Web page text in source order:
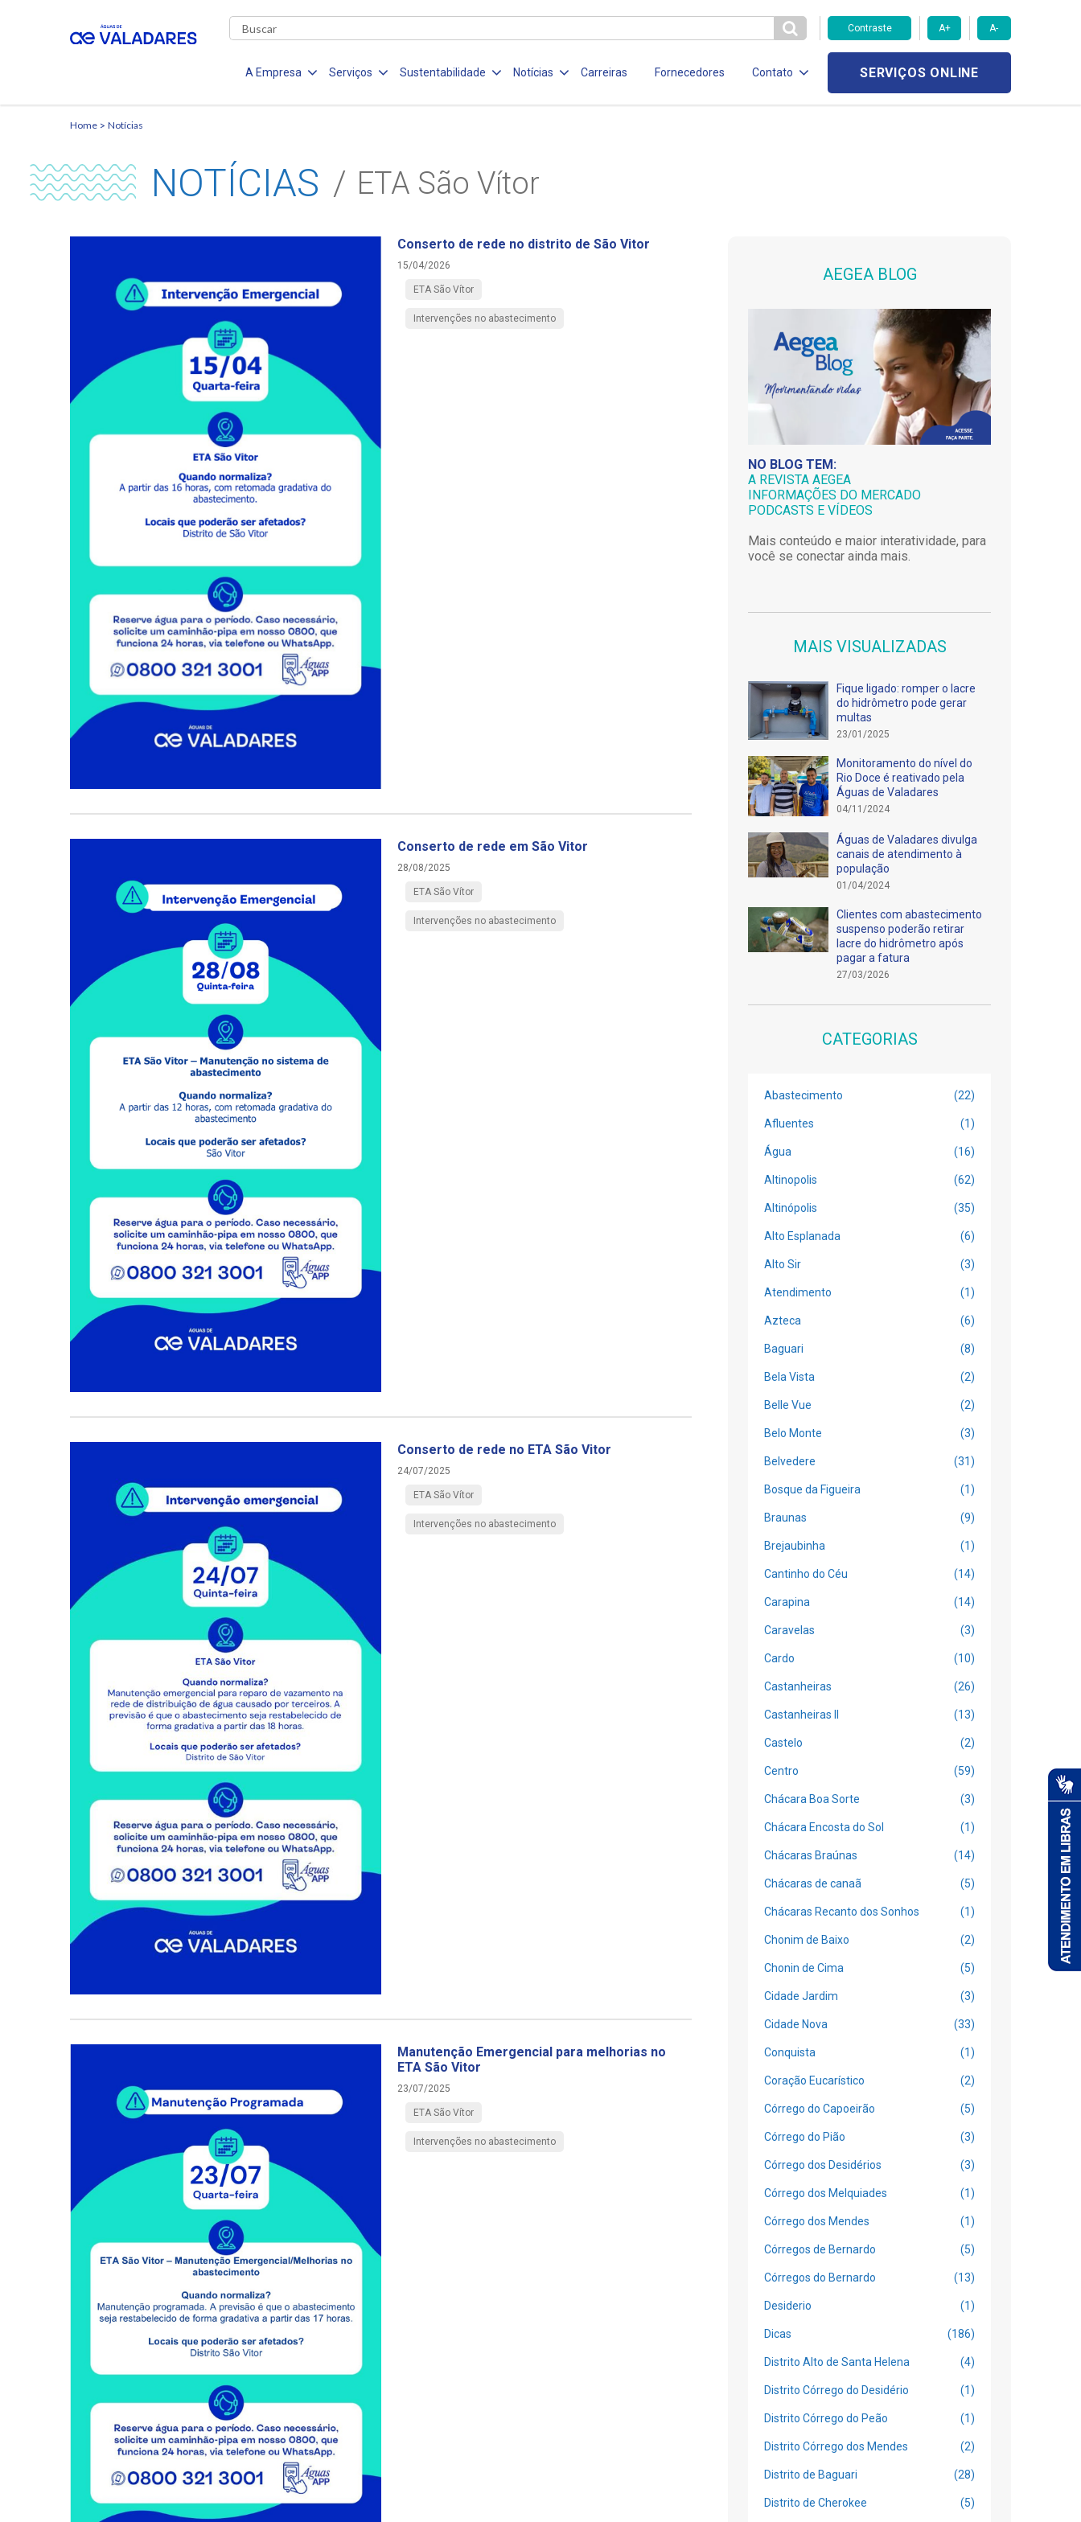
Contraste A+ A-
A Empresa Serviços Sustentabilidade Notícias Carreiras Fornecedores Contato SERVIÇOS ONLINE
Home Notícias
NOTÍCIAS ETA São Vítor
Conserto de rede no distrito de São Vitor
15/04/2026
ETA São Vítor
Intervenções no abastecimento
Conserto de rede em São Vitor
28/08/2025
ETA São Vítor
Intervenções no abastecimento
Conserto de rede no ETA São Vitor
24/07/2025
ETA São Vítor
Intervenções no abastecimento
Manutenção Emergencial para melhorias no
ETA São Vitor
23/07/2025
ETA São Vítor
Intervenções no abastecimento
AEGEA BLOG
NO BLOG TEM:
A REVISTA AEGEA
INFORMAÇÕES DO MERCADO
PODCASTS E VÍDEOS
Mais conteúdo e maior interatividade, para
você se conectar ainda mais.
MAIS VISUALIZADAS
Fique ligado: romper o lacre
do hidrômetro pode gerar
multas
23/01/2025
Monitoramento do nível do
Rio Doce é reativado pela
Águas de Valadares
04/11/2024
Águas de Valadares divulga
canais de atendimento à
população
01/04/2024
Clientes com abastecimento
suspenso poderão retirar
lacre do hidrômetro após
pagar a fatura
27/03/2026
CATEGORIAS
Abastecimento (22)
Afluentes (1)
Água (16)
Altinopolis (62)
Altinópolis (35)
Alto Esplanada (6)
Alto Sir (3)
Atendimento (1)
Azteca (6)
Baguari (8)
Bela Vista (2)
Belle Vue (2)
Belo Monte (3)
Belvedere (31)
Bosque da Figueira (1)
Braunas (9)
Brejaubinha (1)
Cantinho do Céu (14)
Carapina (14)
Caravelas (3)
Cardo (10)
Castanheiras (26)
Castanheiras II (13)
Castelo (2)
Centro (59)
Chácara Boa Sorte (3)
Chácara Encosta do Sol (1)
Chácaras Braúnas (14)
Chácaras de canaã (5)
Chácaras Recanto dos Sonhos (1)
Chonim de Baixo (2)
Chonin de Cima (5)
Cidade Jardim (3)
Cidade Nova (33)
Conquista (1)
Coração Eucarístico (2)
Córrego do Capoeirão (5)
Córrego do Pião (3)
Córrego dos Desidérios (3)
Córrego dos Melquiades (1)
Córrego dos Mendes (1)
Córregos de Bernardo (5)
Córregos do Bernardo (13)
Desiderio (1)
Dicas (186)
Distrito Alto de Santa Helena (4)
Distrito Córrego do Desidério (1)
Distrito Córrego do Peão (1)
Distrito Córrego dos Mendes (2)
Distrito de Baguari (28)
Distrito de Cherokee (5)